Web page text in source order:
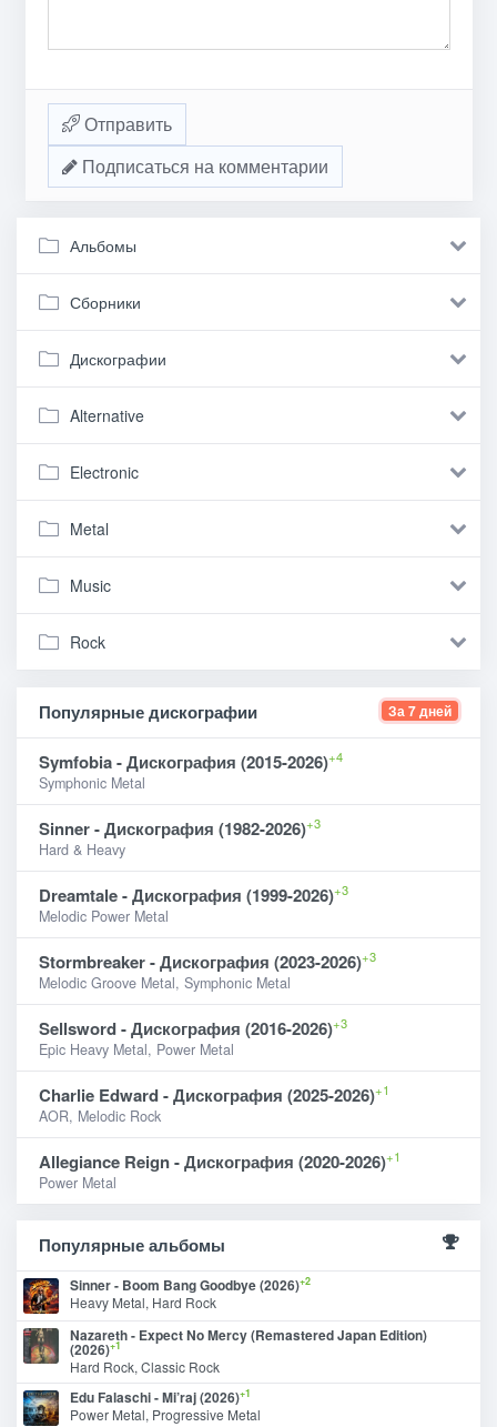
Отправить
Подписаться на комментарии
Альбомы
Сборники
Дискографии
Alternative
Electronic
Metal
Music
Rock
Популярные дискографии За 7 дней
Symfobia - Дискография (2015-2026)+4
Symphonic Metal
Sinner - Дискография (1982-2026)+3
Hard & Heavy
Dreamtale - Дискография (1999-2026)+3
Melodic Power Metal
Stormbreaker - Дискография (2023-2026)+3
Melodic Groove Metal, Symphonic Metal
Sellsword - Дискография (2016-2026)+3
Epic Heavy Metal, Power Metal
Charlie Edward - Дискография (2025-2026)+1
AOR, Melodic Rock
Allegiance Reign - Дискография (2020-2026)+1
Power Metal
Популярные альбомы
Sinner - Boom Bang Goodbye (2026)+2
Heavy Metal, Hard Rock
Nazareth - Expect No Mercy (Remastered Japan Edition)
(2026)+1
Hard Rock, Classic Rock
Edu Falaschi - Mi’raj (2026)+1
Power Metal, Progressive Metal